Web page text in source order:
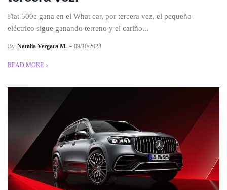
Fiat 500e gana en el What car, por tercera vez, el pequeño
eléctrico sigue ganando terreno y el cariño...
By Natalia Vergara M. 09/10/2023
READ MORE